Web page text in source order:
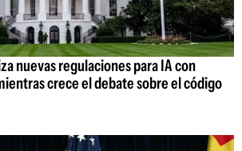
nuevas regulaciones para IA con
crece el debate sobre el código